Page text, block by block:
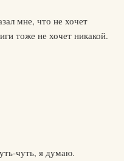
мне, что не хочет
тоже не хочет никакой.
чуть, я думаю.